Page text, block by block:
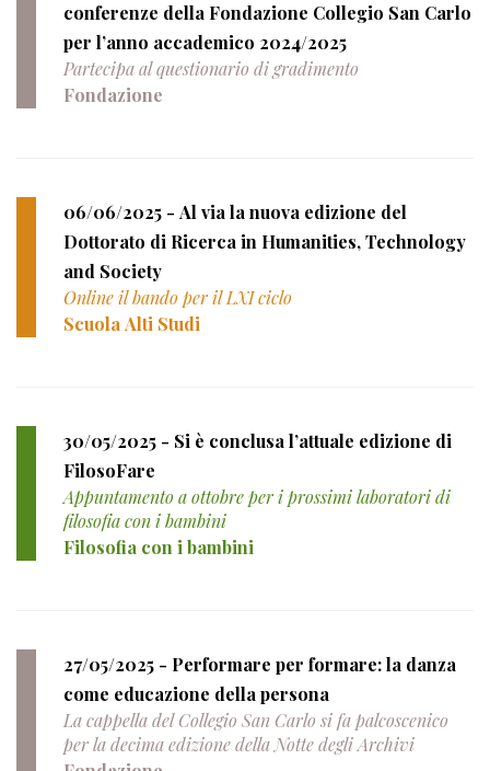
conferenze della Fondazione Collegio San Carlo
per l’anno accademico 2024/2025
Partecipa al questionario di gradimento
Fondazione
06/06/2025 - Al via la nuova edizione del
Dottorato di Ricerca in Humanities, Technology
and Society
Online il bando per il LXI ciclo
Scuola Alti Studi
30/05/2025 - Si è conclusa l’attuale edizione di
FilosoFare
Appuntamento a ottobre per i prossimi laboratori di
filosofia con i bambini
Filosofia con i bambini
27/05/2025 - Performare per formare: la danza
come educazione della persona
La cappella del Collegio San Carlo si fa palcoscenico
per la decima edizione della Notte degli Archivi